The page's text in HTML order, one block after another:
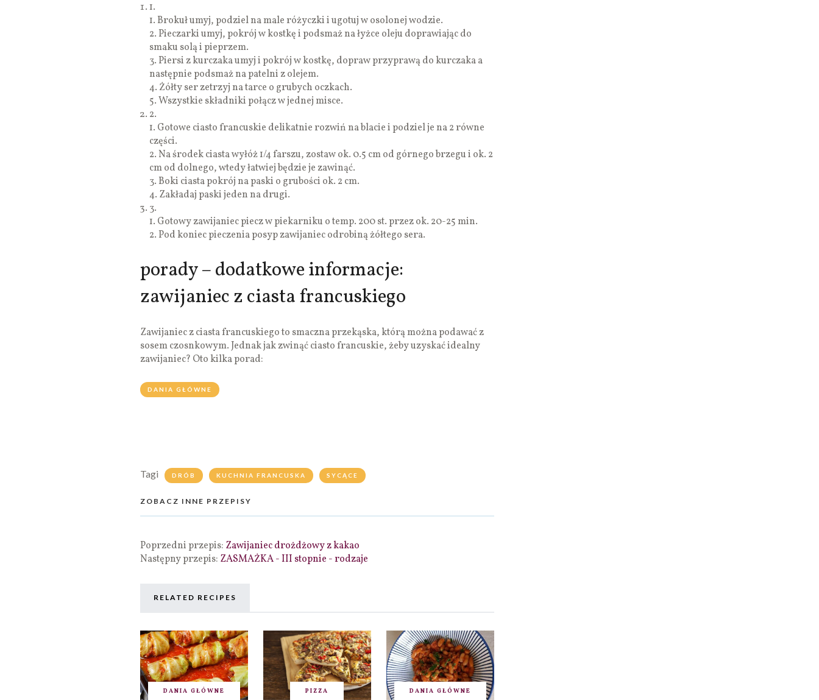
1.
1. Brokuł umyj, podziel na male różyczki i ugotuj w osolonej wodzie.
2. Pieczarki umyj, pokrój w kostkę i podsmaż na łyżce oleju doprawiając do
smaku solą i pieprzem.
3. Piersi z kurczaka umyj i pokrój w kostkę, dopraw przyprawą do kurczaka a
następnie podsmaż na patelni z olejem.
4. Żółty ser zetrzyj na tarce o grubych oczkach.
5. Wszystkie składniki połącz w jednej misce.
2.
1. Gotowe ciasto francuskie delikatnie rozwiń na blacie i podziel je na 2 równe
części.
2. Na środek ciasta wyłóż 1/4 farszu, zostaw ok. 0.5 cm od górnego brzegu i ok. 2
cm od dolnego, wtedy łatwiej będzie je zawinąć.
3. Boki ciasta pokrój na paski o grubości ok. 2 cm.
4. Zakładaj paski jeden na drugi.
3.
1. Gotowy zawijaniec piecz w piekarniku o temp. 200 st. przez ok. 20-25 min.
2. Pod koniec pieczenia posyp zawijaniec odrobiną żółtego sera.
porady – dodatkowe informacje:
zawijaniec z ciasta francuskiego
Zawijaniec z ciasta francuskiego to smaczna przekąska, którą można podawać z
sosem czosnkowym. Jednak jak zwinąć ciasto francuskie, żeby uzyskać idealny
zawijaniec? Oto kilka porad:
DANIA GŁÓWNE
Tagi DRÓB KUCHNIA FRANCUSKA SYCĄCE
ZOBACZ INNE PRZEPISY
Poprzedni przepis: Zawijaniec drożdżowy z kakao
Następny przepis: ZASMAŻKA - III stopnie - rodzaje
RELATED RECIPES
DANIA GŁÓWNE PIZZA DANIA GŁÓWNE